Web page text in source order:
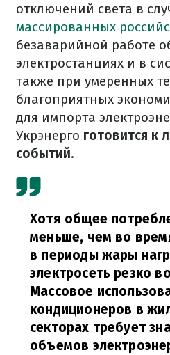
отключений света в
массированных
безаварийной работе
электростанциях и в
также при умеренных
благоприятных
для импорта
Укрэнерго готовится к
событий.
Хотя общее
меньше, чем во
в периоды жары
электросеть резко
Массовое
кондиционеров в
секторах требует
объемов